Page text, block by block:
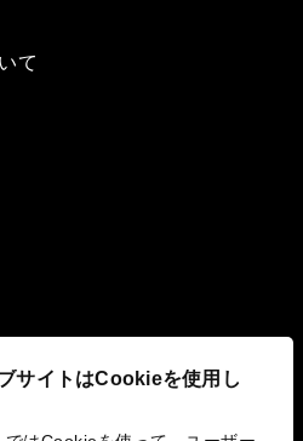
サイトはCookieを使用し
て
組み